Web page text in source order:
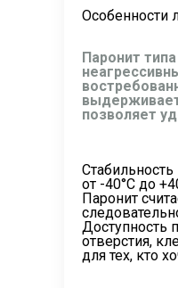
Особенности
Паронит
позволяет
от -40°C до
Паронит
Доступность
отверстия,
для тех, кто